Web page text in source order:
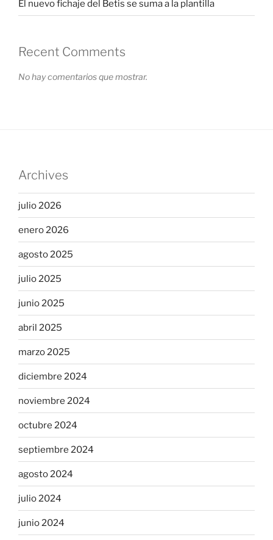
El nuevo fichaje del Betis se suma a la plantilla
Recent Comments
No hay comentarios que mostrar.
Archives
julio 2026
enero 2026
agosto 2025
julio 2025
junio 2025
abril 2025
marzo 2025
diciembre 2024
noviembre 2024
octubre 2024
septiembre 2024
agosto 2024
julio 2024
junio 2024